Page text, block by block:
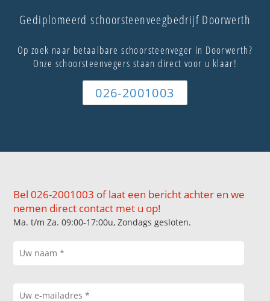
Gediplomeerd schoorsteenveegbedrijf Doorwerth
Op zoek naar betaalbare schoorsteenveger in Doorwerth?
Onze schoorsteenvegers staan direct voor u klaar!
026-2001003
Bel 026-2001003 of laat een bericht achter en we
nemen direct contact met u op!
Ma. t/m Za. 09:00-17:00u, Zondags gesloten.